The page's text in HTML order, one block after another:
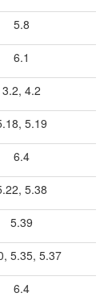
5.8
6.1
3.2, 4.2
5.19
6.4
5.38
5.39
5.35, 5.37
6.4